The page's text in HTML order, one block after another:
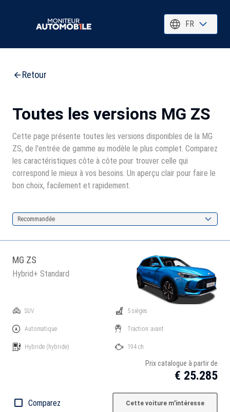
FR
Retour
Toutes les versions MG ZS
Cette page présente toutes les versions disponibles de la MG
ZS, de l'entrée de gamme au modèle le plus complet. Comparez
les caractéristiques côte à côte pour trouver celle qui
correspond le mieux à vos besoins. Un aperçu clair pour faire le
bon choix, facilement et rapidement.
Recommandée
MG ZS
Hybrid+ Standard
SUV
Automatique
Hybride (hybride)
5 sièges
Traction: avant
194 ch
Prix catalogue à partir de
€ 25.285
Comparez Cette voiture m'intéresse